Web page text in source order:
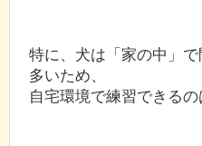
特に、犬は「家の中」
多いため、
自宅環境で練習できるの